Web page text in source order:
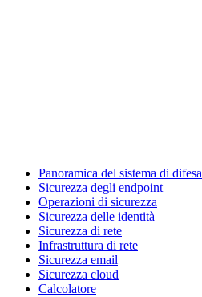
Panoramica del sistema di difesa
Sicurezza degli endpoint
Operazioni di sicurezza
Sicurezza delle identità
Sicurezza di rete
Infrastruttura di rete
Sicurezza email
Sicurezza cloud
Calcolatore